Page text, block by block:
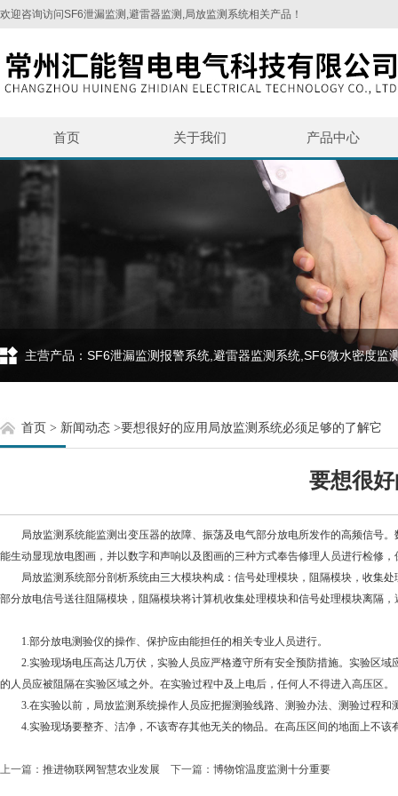
欢迎咨询访问SF6泄漏监测,避雷器监测,局放监测系统相关产品！
首页 关于我们 产品中心
首页 > 新闻动态 >要想很好的应用局放监测系统必须足够的了解它
要想很
局放监测系统能监测出变压器的故障、振荡及电气部分放电所发作的高频信号。
能生动显现放电图画，并以数字和声响以及图画的三种方式奉告修理人员进行检修
局放监测系统部分剖析系统由三大模块构成：信号处理模块，阻隔模块，收集处
部分放电信号送往阻隔模块，阻隔模块将计算机收集处理模块和信号处理模块离隔
1.部分放电测验仪的操作、保护应由能担任的相关专业人员进行。
2.实验现场电压高达几万伏，实验人员应严格遵守所有安全预防措施。实验区域
的人员应被阻隔在实验区域之外。在实验过程中及上电后，任何人不得进入高压区。
3.在实验以前，局放监测系统操作人员应把握测验线路、测验办法、测验过程和
4.实验现场要整齐、洁净，不该寄存其他无关的物品。在高压区间的地面上不该
上一篇： 推进物联网智慧农业发展 下一篇： 博物馆温度监测十分重要